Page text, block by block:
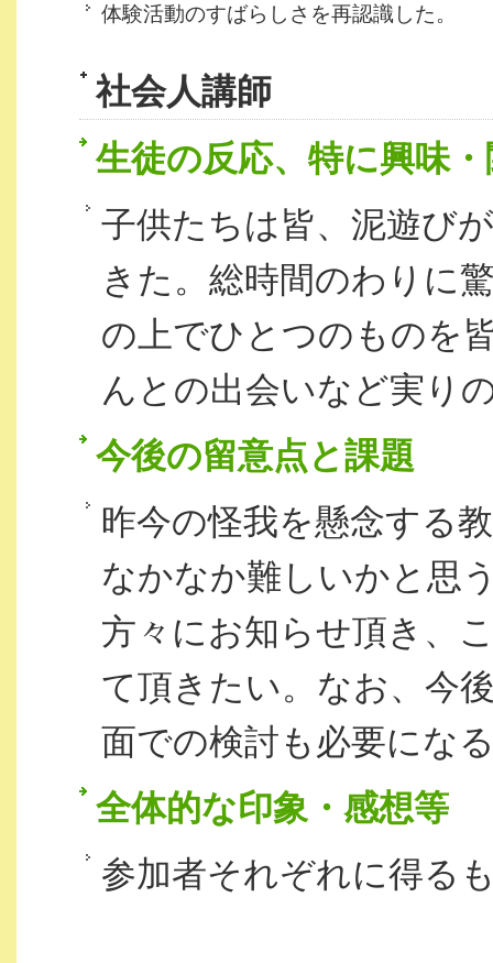
体験活動のすばらしさを再認識した。
社会人講師
生徒の反応、特に興味
子供たちは皆、泥遊び
きた。総時間のわりに
の上でひとつのものを
んとの出会いなど実り
今後の留意点と課題
昨今の怪我を懸念する
なかなか難しいかと思
方々にお知らせ頂き、
て頂きたい。なお、今
面での検討も必要にな
全体的な印象・感想等
参加者それぞれに得る